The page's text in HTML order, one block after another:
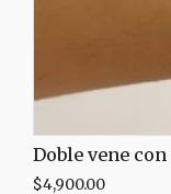
Doble vene
$4,900.00